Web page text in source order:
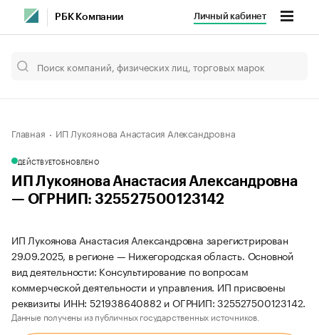
РБК Компании Личный кабинет
Главная ИП Лукоянова Анастасия Александровна
ДЕЙСТВУЕТОБНОВЛЕНО
ИП Лукоянова Анастасия Александровна
— ОГРНИП: 325527500123142
ИП Лукоянова Анастасия Александровна зарегистрирован
29.09.2025, в регионе — Нижегородская область. Основной
вид деятельности: Консультирование по вопросам
коммерческой деятельности и управления. ИП присвоены
реквизиты ИНН: 521938640882 и ОГРНИП: 325527500123142.
Данные получены из публичных государственных источников.